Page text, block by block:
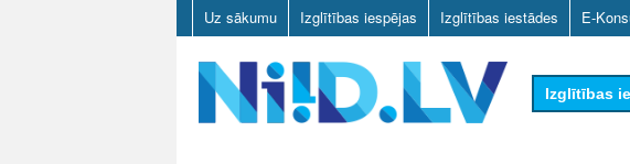
Uz sākumu Izglītības iespējas Izglītības iestādes E-
Izglītības